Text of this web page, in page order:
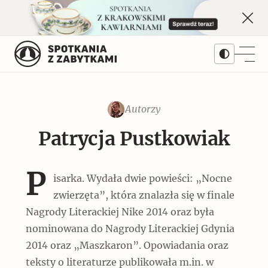
content
Artykuły
Monet w Warszawie. Najważniejsza
wystawa II RP
Galerie
Kwartalnik
Prenumerata
Numery archiwalne
Bieżący numer 3/2026
Dziedziny
Architektura
Okręty z cegły i cementu na lądzie
Serie
Pomniki historii
Autorzy
Autorzy
Patrycja Pustkowiak
P
isarka. Wydała dwie powieści: „Nocne
zwierzęta”, która znalazła się w finale
Nagrody Literackiej Nike 2014 oraz była
nominowana do Nagrody Literackiej Gdynia
2014 oraz „Maszkaron”. Opowiadania oraz
teksty o literaturze publikowała m.in. w